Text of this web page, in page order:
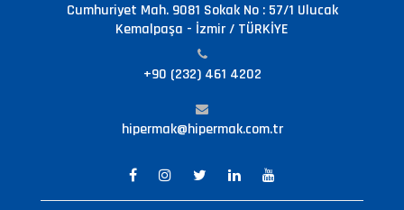
Cumhuriyet Mah. 9081 Sokak No : 57/1 Ulucak
Kemalpaşa - İzmir / TÜRKİYE
+90 (232) 461 4202
hipermak@hipermak.com.tr